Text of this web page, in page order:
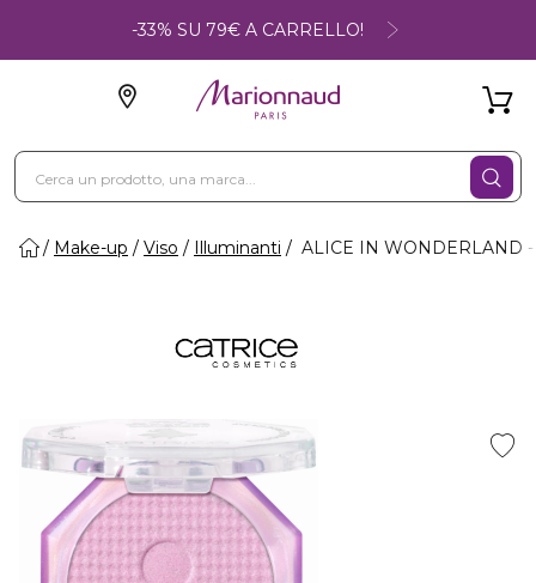
-33% SU 79€ A CARRELLO!
Make-up Viso Illuminanti ALICE IN WONDERLAND